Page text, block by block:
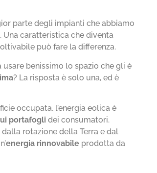
parte degli impianti che abbiamo
caratteristica che diventa
può fare la differenza.
benissimo lo spazio che gli è
? La risposta è solo una, ed è
occupata, l’energia eolica è
portafogli dei consumatori.
rotazione della Terra e dal
energia rinnovabile prodotta da